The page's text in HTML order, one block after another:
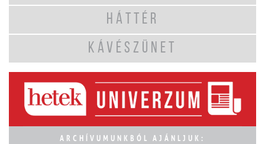
HÁTTÉR
KÁVÉSZÜNET
ARCHÍVUMUNKBÓL AJÁNLJUK: